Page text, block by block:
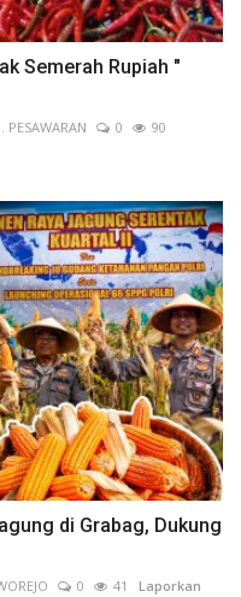
Semerah Rupiah "
PESAWARAN 0
90
di Grabag, Dukung
0 41 Laporkan